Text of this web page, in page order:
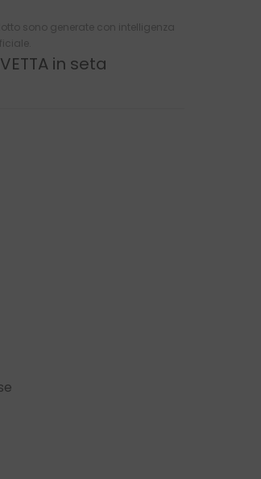
sono generate con intelligenza
in seta